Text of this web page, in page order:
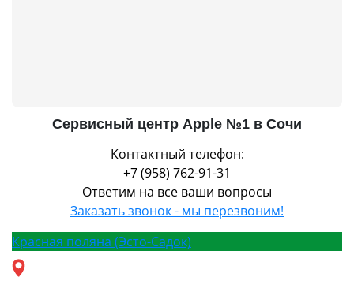
Сервисный центр Apple №1 в Сочи
Контактный телефон:
+7 (958) 762-91-31
Ответим на все ваши вопросы
Заказать звонок - мы перезвоним!
Красная поляна (Эсто-Садок)